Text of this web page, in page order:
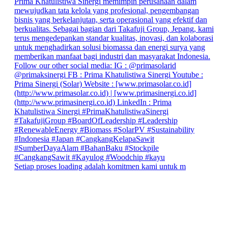
Setiap proses loading adalah komitmen kami untuk m